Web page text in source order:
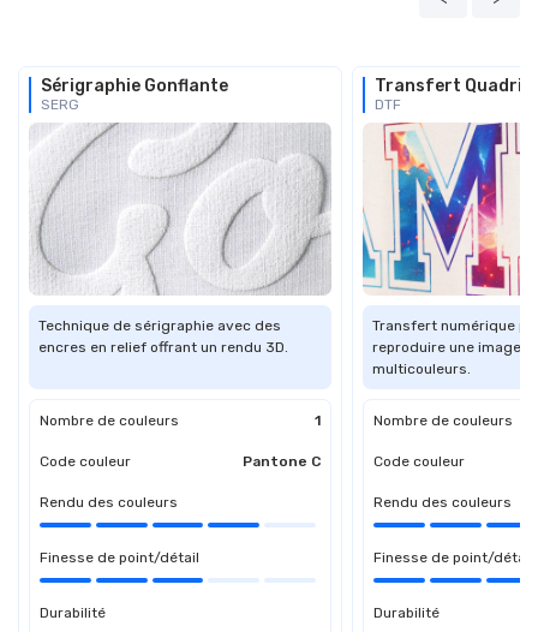
Sérigraphie Gonflante
SERG
Technique de sérigraphie avec des
encres en relief offrant un rendu 3D.
Nombre de couleurs 1
Code couleur Pantone C
Rendu des couleurs
Finesse de point/détail
Durabilité
Transfert Quadri
DTF
Transfert numérique
reproduire une image
multicouleurs.
Nombre de couleurs
Code couleur
Rendu des couleurs
Finesse de point/détail
Durabilité